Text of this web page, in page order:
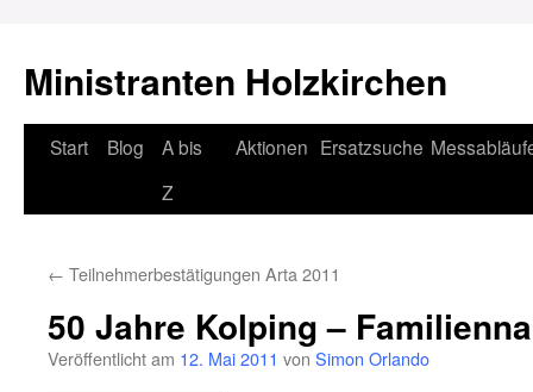
Ministranten Holzkirchen
Zum
Start Blog
A bis
Z
Aktionen Ersatzsuche
← Teilnehmerbestätigungen Arta 2011
50 Jahre Kolping –
Veröffentlicht am 12. Mai 2011 von Simon Orlando